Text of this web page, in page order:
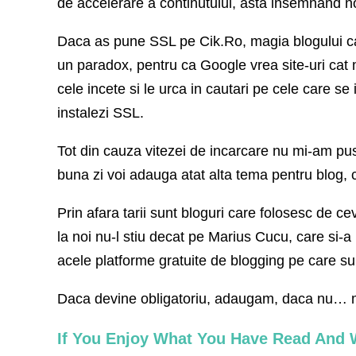
Daca as pune SSL pe Cik.Ro, magia blogului
un paradox, pentru ca Google vrea site-uri
cele incete si le urca in cautari pe cele care
instalezi SSL.
Tot din cauza vitezei de incarcare nu mi-am
buna zi voi adauga atat alta tema pentru blog,
Prin afara tarii sunt bloguri care folosesc de
la noi nu-l stiu decat pe Marius Cucu, care si-
acele platforme gratuite de blogging pe care
Daca devine obligatoriu, adaugam, daca nu…
If You Enjoy What You Have Read